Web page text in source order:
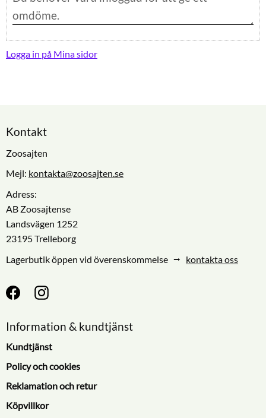
Logga in på Mina sidor
Kontakt
Zoosajten
Mejl: kontakta@zoosajten.se
Adress:
AB Zoosajtense
Landsvägen 1252
23195 Trelleborg
Lagerbutik öppen vid överenskommelse ⭢ kontakta oss
Information & kundtjänst
Kundtjänst
Policy och cookies
Reklamation och retur
Köpvillkor